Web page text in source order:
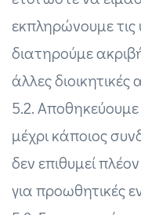
εκπληρώνουμε
διατηρούμε
άλλες διοικητικές
5.2.
μέχρι κάποιος
δεν επιθυμεί
για προωθητικές